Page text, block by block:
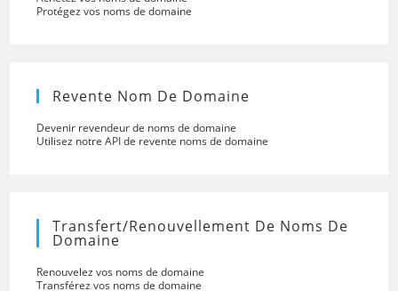
Protégez vos noms de domaine
Revente Nom De Domaine
Devenir revendeur de noms de domaine
Utilisez notre API de revente noms de domaine
Transfert/renouvellement De Noms De
Domaine
Renouvelez vos noms de domaine
Transférez vos noms de domaine